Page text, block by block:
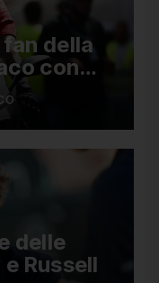
della
con
limitata
delle
Russell